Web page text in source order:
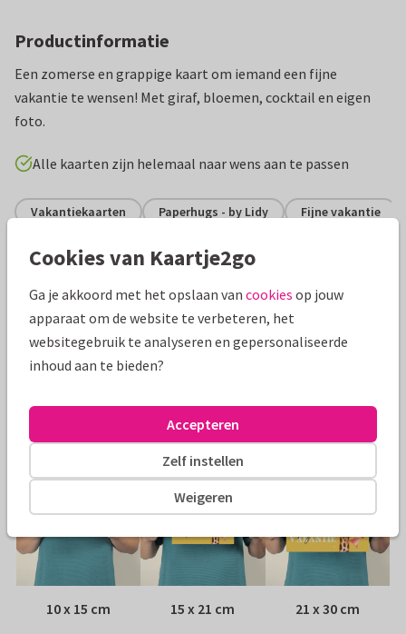
Productinformatie
Een zomerse en grappige kaart om iemand een fijne
vakantie te wensen! Met giraf, bloemen, cocktail en eigen
foto.
Alle kaarten zijn helemaal naar wens aan te passen
Vakantiekaarten Paperhugs - by Lidy Fijne vakantie
Specificaties bij deze kaart
Papiersoort:
Geen, verzonden als ansichtkaart
Formaten
10 x 15 cm 15 x 21 cm 21 x 30 cm
Cookies van Kaartje2go
Ga je akkoord met het opslaan van cookies op jouw
apparaat om de website te verbeteren, het
websitegebruik te analyseren en gepersonaliseerde
inhoud aan te bieden?
Weigeren
Zelf instellen
Accepteren